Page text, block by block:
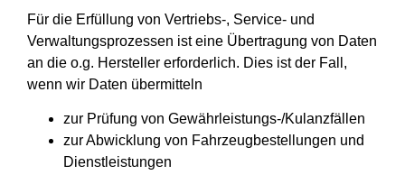
Für die Erfüllung von Vertriebs-, Service- und
Verwaltungsprozessen ist eine Übertragung von Daten
an die o.g. Hersteller erforderlich. Dies ist der Fall,
wenn wir Daten übermitteln
zur Prüfung von Gewährleistungs-/Kulanzfällen
zur Abwicklung von Fahrzeugbestellungen und
Dienstleistungen